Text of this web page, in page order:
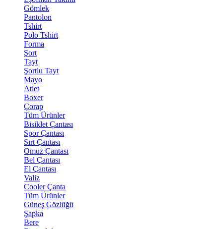
Gömlek
Pantolon
Tshirt
Polo Tshirt
Forma
Şort
Tayt
Şortlu Tayt
Mayo
Atlet
Boxer
Çorap
Tüm Ürünler
Bisiklet Çantası
Spor Çantası
Sırt Çantası
Omuz Çantası
Bel Çantası
El Çantası
Valiz
Cooler Çanta
Tüm Ürünler
Güneş Gözlüğü
Şapka
Bere